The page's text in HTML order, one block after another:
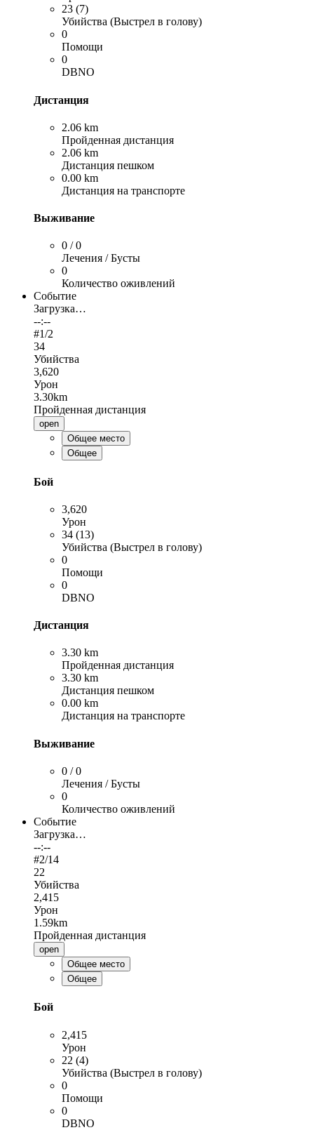
23 (7)
Убийства (Выстрел в голову)
0
Помощи
0
DBNO
Дистанция
2.06 km
Пройденная дистанция
2.06 km
Дистанция пешком
0.00 km
Дистанция на транспорте
Выживание
0 / 0
Лечения / Бусты
0
Количество оживлений
Событие
Загрузка…
--:--
#1/2
34
Убийства
3,620
Урон
3.30km
Пройденная дистанция
open
Общее место
Общее
Бой
3,620
Урон
34 (13)
Убийства (Выстрел в голову)
0
Помощи
0
DBNO
Дистанция
3.30 km
Пройденная дистанция
3.30 km
Дистанция пешком
0.00 km
Дистанция на транспорте
Выживание
0 / 0
Лечения / Бусты
0
Количество оживлений
Событие
Загрузка…
--:--
#2/14
22
Убийства
2,415
Урон
1.59km
Пройденная дистанция
open
Общее место
Общее
Бой
2,415
Урон
22 (4)
Убийства (Выстрел в голову)
0
Помощи
0
DBNO